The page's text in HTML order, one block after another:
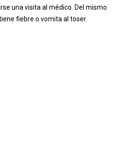
una visita al médico. Del mismo
fiebre o vomita al toser.